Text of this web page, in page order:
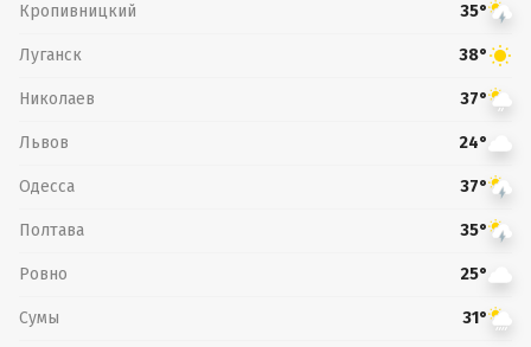
Кропивницкий 35°
Луганск 38°
Николаев 37°
Львов 24°
Одесса 37°
Полтава 35°
Ровно 25°
Сумы 31°